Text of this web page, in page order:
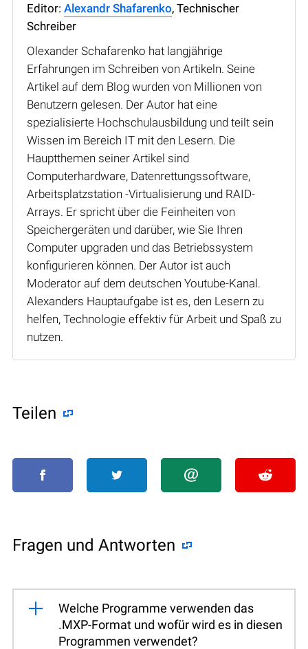
Editor: Alexandr Shafarenko, Technischer
Schreiber
Olexander Schafarenko hat langjährige
Erfahrungen im Schreiben von Artikeln. Seine
Artikel auf dem Blog wurden von Millionen von
Benutzern gelesen. Der Autor hat eine
spezialisierte Hochschulausbildung und teilt sein
Wissen im Bereich IT mit den Lesern. Die
Hauptthemen seiner Artikel sind
Computerhardware, Datenrettungssoftware,
Arbeitsplatzstation -Virtualisierung und RAID-
Arrays. Er spricht über die Feinheiten von
Speichergeräten und darüber, wie Sie Ihren
Computer upgraden und das Betriebssystem
konfigurieren können. Der Autor ist auch
Moderator auf dem deutschen Youtube-Kanal.
Alexanders Hauptaufgabe ist es, den Lesern zu
helfen, Technologie effektiv für Arbeit und Spaß zu
nutzen.
Teilen
Fragen und Antworten
Welche Programme verwenden das
.MXP-Format und wofür wird es in diesen
Programmen verwendet?